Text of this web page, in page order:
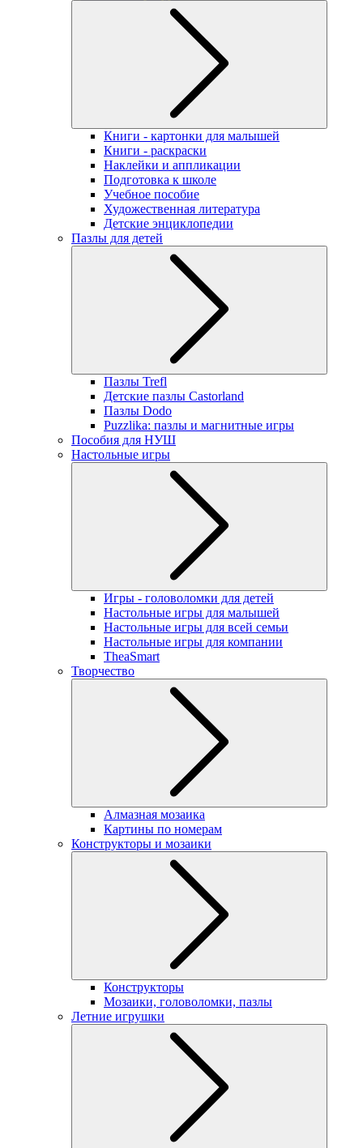
Книги - картонки для малышей
Книги - раскраски
Наклейки и аппликации
Подготовка к школе
Учебное пособие
Художественная литература
Детские энциклопедии
Пазлы для детей
Пазлы Trefl
Детские пазлы Castorland
Пазлы Dodo
Puzzlika: пазлы и магнитные игры
Пособия для НУШ
Настольные игры
Игры - головоломки для детей
Настольные игры для малышей
Настольные игры для всей семьи
Настольные игры для компании
TheaSmart
Творчество
Алмазная мозаика
Картины по номерам
Конструкторы и мозаики
Конструкторы
Мозаики, головоломки, пазлы
Летние игрушки